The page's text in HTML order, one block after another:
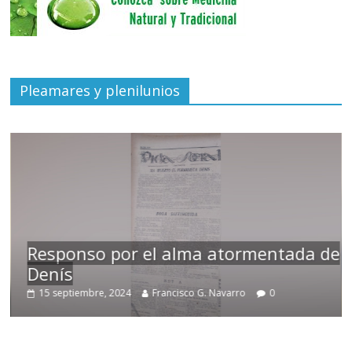
Pleamares y plenilunios
Responso por el alma atormentada de
Denís
15 septiembre, 2024 Francisco G. Navarro 0